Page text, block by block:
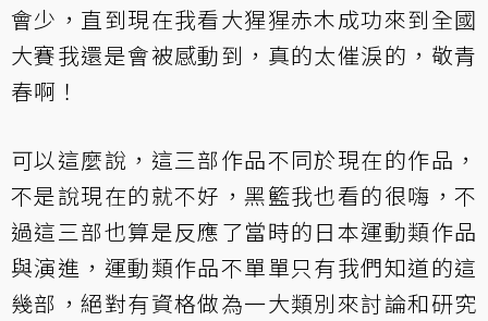
會少，直到現在我看大猩猩赤木成功來到全國
大賽我還是會被感動到，真的太催淚的，敬青
春啊！
可以這麼說，這三部作品不同於現在的作品，
不是說現在的就不好，黑籃我也看的很嗨，不
過這三部也算是反應了當時的日本運動類作品
與演進，運動類作品不單單只有我們知道的這
幾部，絕對有資格做為一大類別來討論和研究